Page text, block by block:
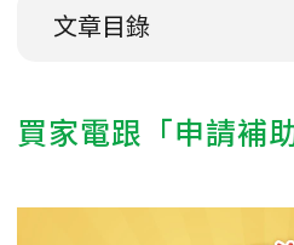
文章目錄
買家電跟「申請補